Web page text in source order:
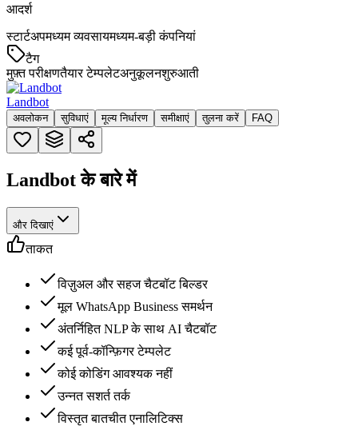
आदर्श
स्टार्टअपमध्यम व्यवसायमध्यम-बड़ी कंपनियां
टैग
मुफ़्त परीक्षणतैयार टेम्पलेटअनुकूलनशुरुआती
Landbot
अवलोकन सुविधाएं मूल्य निर्धारण समीक्षाएं तुलना करें FAQ
Landbot के बारे में
और दिखाएं
ताकत
विज़ुअल और सहज चैटबॉट बिल्डर
मूल WhatsApp Business समर्थन
अंतर्निहित NLP के साथ AI चैटबॉट
कई पूर्व-कॉन्फ़िगर टेम्पलेट
कोई कोडिंग आवश्यक नहीं
उन्नत सशर्त तर्क
विस्तृत बातचीत एनालिटिक्स